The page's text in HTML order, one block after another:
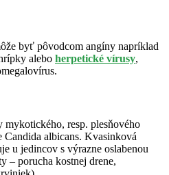
byť pôvodcom angíny napríklad
alebo herpetické vírusy,
mykotického, resp. plesňového
albicans. Kvasinková
u jedincov s výrazne oslabenou
– porucha kostnej drene,